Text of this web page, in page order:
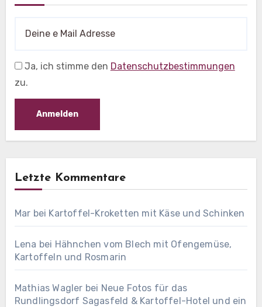
Ja, ich stimme den Datenschutzbestimmungen
zu.
Letzte Kommentare
Mar bei Kartoffel-Kroketten mit Käse und Schinken
Lena bei Hähnchen vom Blech mit Ofengemüse,
Kartoffeln und Rosmarin
Mathias Wagler bei Neue Fotos für das
Rundlingsdorf Sagasfeld & Kartoffel-Hotel und ein